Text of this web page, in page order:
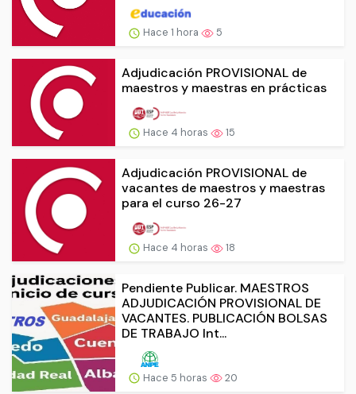
Hace 1 hora 5
Adjudicación PROVISIONAL de
maestros y maestras en prácticas
Hace 4 horas 15
Adjudicación PROVISIONAL de
vacantes de maestros y maestras
para el curso 26-27
Hace 4 horas 18
Pendiente Publicar. MAESTROS
ADJUDICACIÓN PROVISIONAL DE
VACANTES. PUBLICACIÓN BOLSAS
DE TRABAJO Int...
Hace 5 horas 20